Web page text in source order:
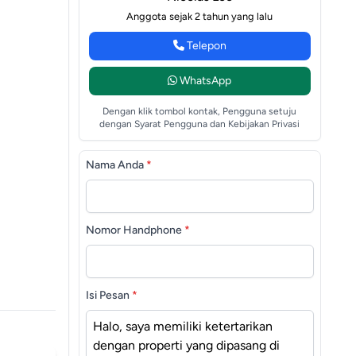
Anggota sejak 2 tahun yang lalu
Telepon
WhatsApp
Dengan klik tombol kontak, Pengguna setuju
dengan Syarat Pengguna dan Kebijakan Privasi
Nama Anda *
Nomor Handphone *
Isi Pesan *